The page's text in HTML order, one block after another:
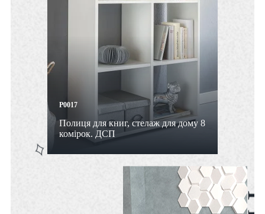
P0017
Полиця для книг, стелаж для дому 8
комірок. ДСП